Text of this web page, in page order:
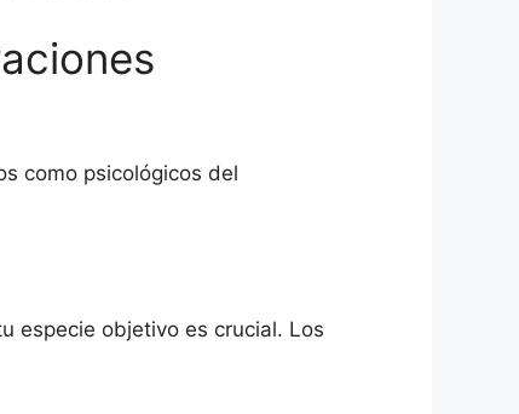
como psicológicos del
especie objetivo es crucial. Los